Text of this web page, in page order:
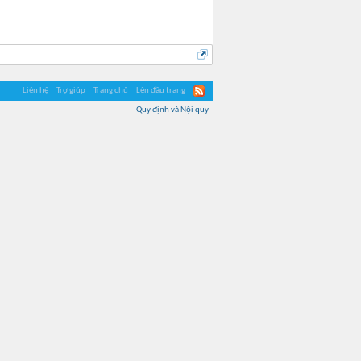
Liên hệ Trợ giúp Trang chủ Lên đầu trang
Quy định và Nội quy